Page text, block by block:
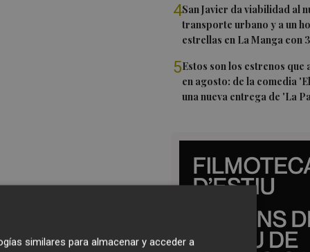
4San Javier da viabilidad al
transporte urbano y a un
estrellas en La Manga con
5Estos son los estrenos
en agosto: de la comedia
una nueva entrega de 'La
similares para almacenar y acceder a